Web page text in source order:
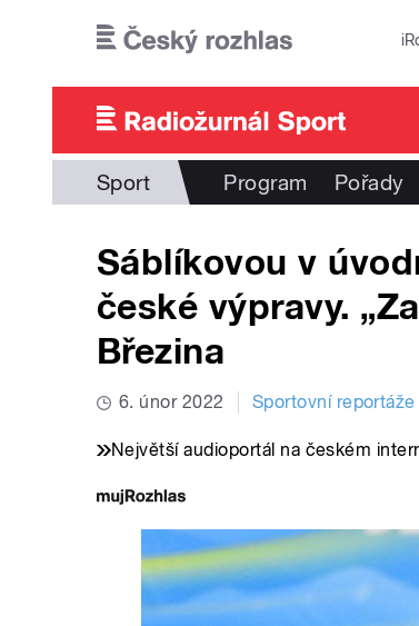
Sport Program Pořady
Sáblíkovou v
české výpravy.
Březina
6. únor 2022 Sportovní reportáže
Největší audioportál na českém